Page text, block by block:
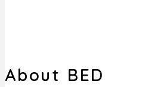
About BED